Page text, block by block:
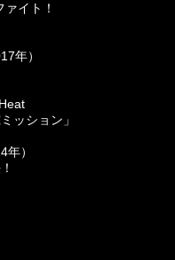
イト！
年）
ッション」
）